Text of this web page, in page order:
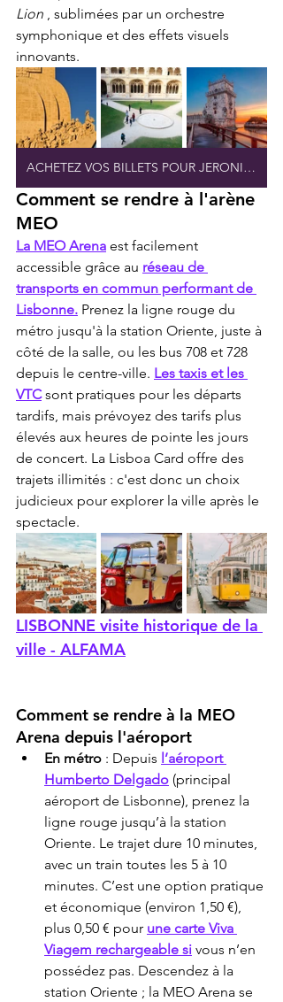
Lion , sublimées par un orchestre
symphonique et des effets visuels
innovants.
ACHETEZ VOS BILLETS POUR JERONIMOS EN LIGNE
Comment se rendre à l'arène
MEO
La MEO Arena est facilement
accessible grâce au réseau de
transports en commun performant de
Lisbonne. Prenez la ligne rouge du
métro jusqu'à la station Oriente, juste à
côté de la salle, ou les bus 708 et 728
depuis le centre-ville. Les taxis et les
VTC sont pratiques pour les départs
tardifs, mais prévoyez des tarifs plus
élevés aux heures de pointe les jours
de concert. La Lisboa Card offre des
trajets illimités : c'est donc un choix
judicieux pour explorer la ville après le
spectacle.
LISBONNE visite historique de la
ville - ALFAMA
Comment se rendre à la MEO
Arena depuis l'aéroport
En métro : Depuis l’aéroport
Humberto Delgado (principal
aéroport de Lisbonne), prenez la
ligne rouge jusqu’à la station
Oriente. Le trajet dure 10 minutes,
avec un train toutes les 5 à 10
minutes. C’est une option pratique
et économique (environ 1,50 €),
plus 0,50 € pour une carte Viva
Viagem rechargeable si vous n’en
possédez pas. Descendez à la
station Oriente ; la MEO Arena se